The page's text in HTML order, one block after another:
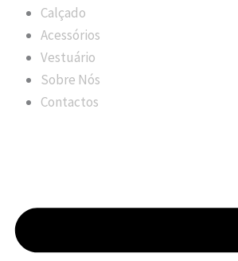
Calçado
Acessórios
Vestuário
Sobre Nós
Contactos